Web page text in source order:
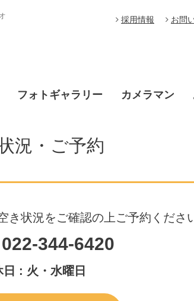
採用情報 お問
フォトギャラリー カメラマン
況・ご予約
き状況をご確認の上ご予約くださ
344-6420
日 : 火・水曜日